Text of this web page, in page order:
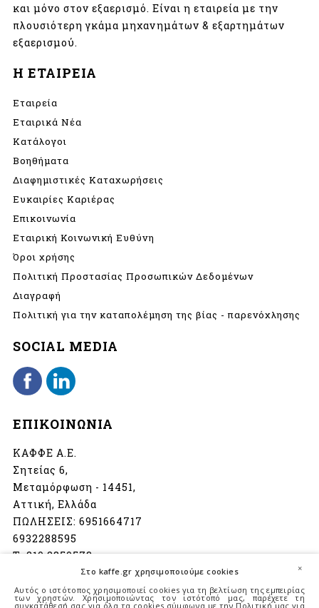
και μόνο στον εξαερισμό. Είναι η εταιρεία με την
πλουσιότερη γκάμα μηχανημάτων & εξαρτημάτων
εξαερισμού.
Η ΕΤΑΙΡΕΙΑ
Εταιρεία
Εταιρικά Νέα
Κατάλογοι
Βοηθήματα
Διαφημιστικές Καταχωρήσεις
Ευκαιρίες Καριέρας
Επικοινωνία
Εταιρική Κοινωνική Ευθύνη
Όροι χρήσης
Πολιτική Προστασίας Προσωπικών Δεδομένων
Διαγραφή
Πολιτική για την καταπολέμηση της βίας - παρενόχλησης
SOCIAL MEDIA
ΕΠΙΚΟΙΝΩΝΙΑ
ΚΑΦΦΕ Α.Ε.
Σητείας 6,
Μεταμόρφωση - 14451,
Αττική, Ελλάδα
ΠΩΛΗΣΕΙΣ: 6951664717
6932288595
Τ:210 2850573
info@kaffe.gr
×
Στο kaffe.gr χρησιμοποιούμε cookies
Αυτός ο ιστότοπος χρησιμοποιεί cookies για τη βελτίωση της εμπειρίας
των χρηστών. Χρησιμοποιώντας τον ιστότοπό μας, παρέχετε τη
συγκατάθεσή σας για όλα τα cookies σύμφωνα με την Πολιτική μας για